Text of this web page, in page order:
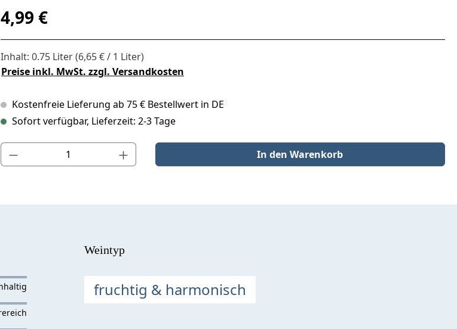
Regulärer Preis:
4,99 €
Inhalt: 0.75 Liter(6,65 € / 1 Liter)
Preise inkl. MwSt. zzgl. Versandkosten
Kostenfreie Lieferung ab 75 € Bestellwert in DE
Sofort verfügbar, Lieferzeit: 2-3 Tage
Produkt Anzahl: Gib den gewünschten Wert ein oder benutze die Schaltflächen um die Anzahl zu erhöhen oder zu
In den Warenkorb
Weintyp
fruchtig & harmonisch